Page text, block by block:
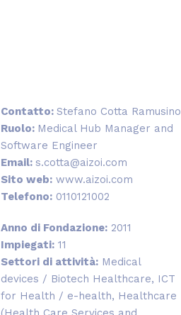
Contatto: Stefano Cotta Ramusino
Ruolo: Medical Hub Manager and
Software Engineer
Email: s.cotta@aizoi.com
Sito web: www.aizoi.com
Telefono: 0110121002
Anno di Fondazione: 2011
Impiegati: 11
Settori di attività: Medical
devices / Biotech Healthcare, ICT
for Health / e-health, Healthcare